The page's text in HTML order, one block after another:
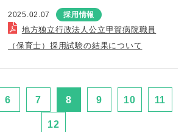
2025.02.07 採用情報
地方独立行政法人公立甲賀病院職員
（保育士）採用試験の結果について
6 7 8 9 10 11
12